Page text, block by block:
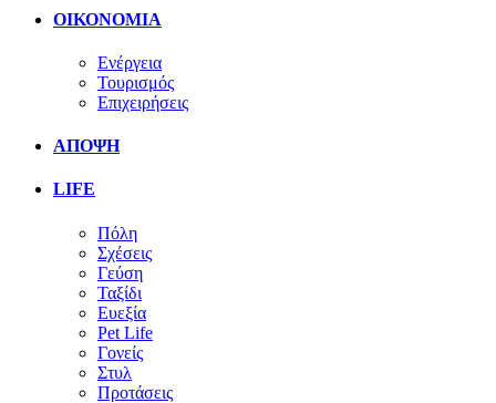
ΟΙΚΟΝΟΜΙΑ
Ενέργεια
Τουρισμός
Επιχειρήσεις
ΑΠΟΨΗ
LIFE
Πόλη
Σχέσεις
Γεύση
Ταξίδι
Ευεξία
Pet Life
Γονείς
Στυλ
Προτάσεις